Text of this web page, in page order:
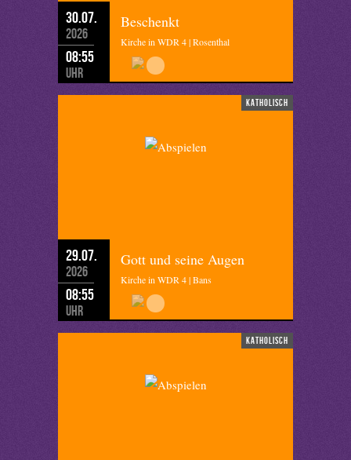
30.07.
2026
08:55
Uhr
Beschenkt
Kirche in WDR 4 | Rosenthal
katholisch
29.07.
2026
08:55
Uhr
Gott und seine Augen
Kirche in WDR 4 | Bans
katholisch